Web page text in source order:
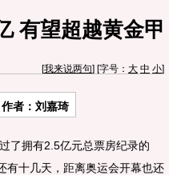
有望超越黄金甲
[我来说两句] [字号： 大 中 小]
者：刘嘉琦
了拥有2.5亿元总票房纪录的
有十几天，距离奥运会开幕也还